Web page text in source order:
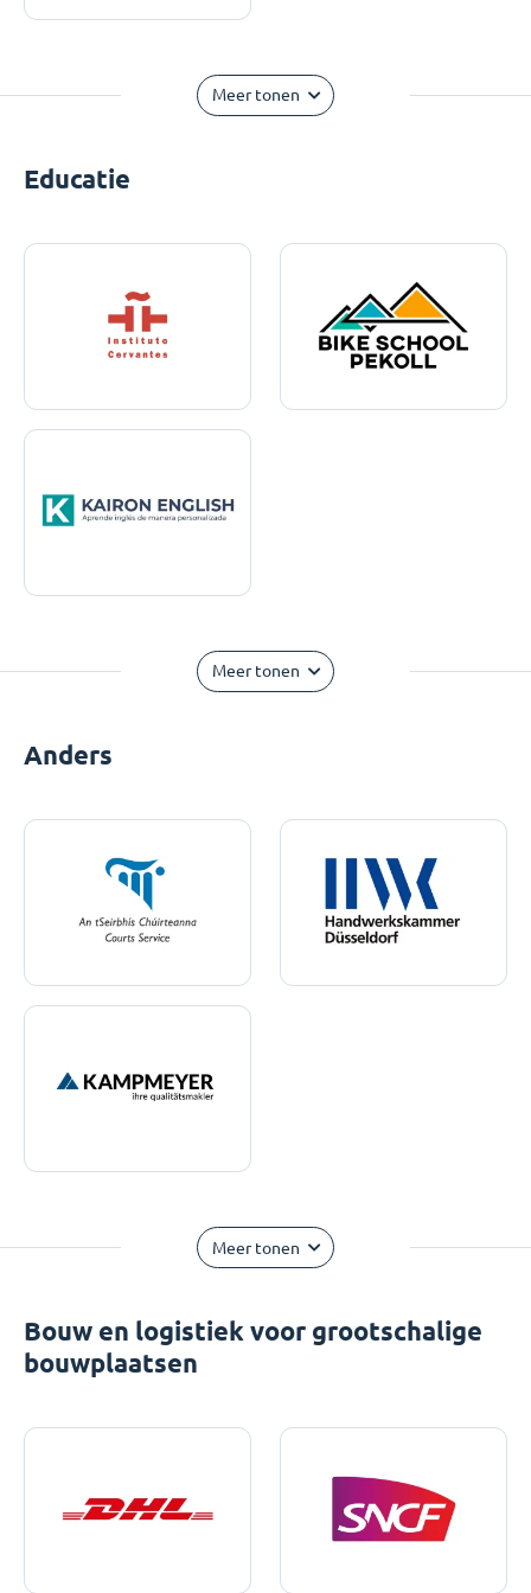
Meer tonen
Educatie
Meer tonen
Anders
Meer tonen
Bouw en logistiek voor grootschalige
bouwplaatsen